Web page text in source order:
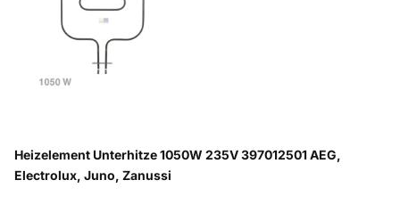
Heizelement Unterhitze 1050W 235V 397012501 AEG,
Electrolux, Juno, Zanussi